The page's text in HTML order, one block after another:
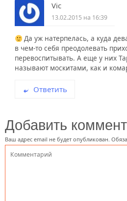
Vic
13.02.2015 на 16:39
Да уж натерпелась, а куда
в чем-то себя преодолевать
перевоспитывать. А еще у них
называют москитами, как и
Ответить
Добавить
Ваш адрес email не будет опубликован.